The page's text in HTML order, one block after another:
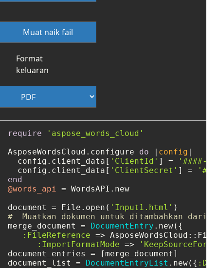
Muat naik fail
Format
keluaran
require
'aspose_words_cloud'
AsposeWordsCloud.configure do | config |
  config.client_data[
'ClientId' ] =
'####-
  config.client_data[
'ClientSecret' ] =
end
@words_api = WordsAPI.new
document = File.open( 'Input1.html'
#  Muatkan dokumen untuk ditambahkan
merge_document = DocumentEntry .new({
:FileReference =>
:ImportFormatMode =>
document_entries = [merge_document]
document_list = DocumentEntryList .new({